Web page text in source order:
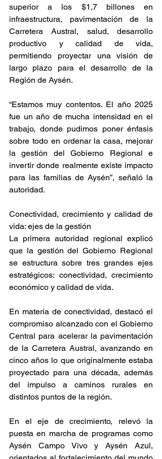
superior a los $1,7 billones en
infraestructura, pavimentación de la
Carretera Austral, salud, desarrollo
productivo y calidad de vida,
permitiendo proyectar una visión de
largo plazo para el desarrollo de la
Región de Aysén.
“Estamos muy contentos. El año 2025
fue un año de mucha intensidad en el
trabajo, donde pudimos poner énfasis
sobre todo en ordenar la casa, mejorar
la gestión del Gobierno Regional e
invertir donde realmente existe impacto
para las familias de Aysén”, señaló la
autoridad.
Conectividad, crecimiento y calidad de
vida: ejes de la gestión
La primera autoridad regional explicó
que la gestión del Gobierno Regional
se estructura sobre tres grandes ejes
estratégicos: conectividad, crecimiento
económico y calidad de vida.
En materia de conectividad, destacó el
compromiso alcanzado con el Gobierno
Central para acelerar la pavimentación
de la Carretera Austral, avanzando en
cinco años lo que originalmente estaba
proyectado para una década, además
del impulso a caminos rurales en
distintos puntos de la región.
En el eje de crecimiento, relevó la
puesta en marcha de programas como
Aysén Campo Vivo y Aysén Azul,